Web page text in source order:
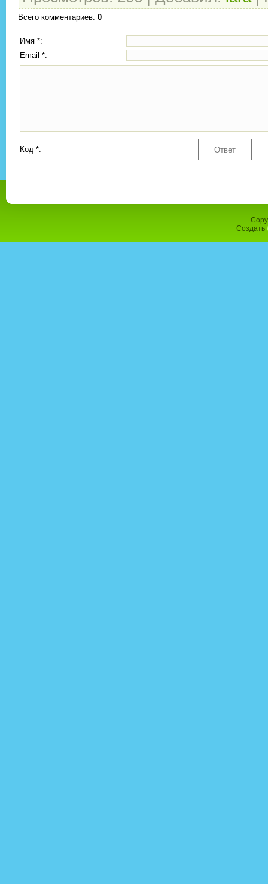
Всего комментариев: 0
Имя *:
Email *:
Код *:
Создать